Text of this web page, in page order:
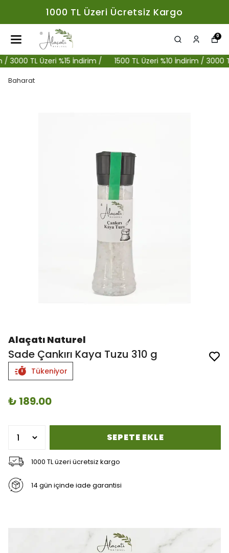
1000 TL Üzeri Ücretsiz Kargo
0
TL Üzeri %15 İndirim / 1500 TL Üzeri %10 İndirim / 3000 TL
Baharat
Alaçatı Naturel
Sade Çankırı Kaya Tuzu 310 g
Tükeniyor
₺ 189.00
SEPETE EKLE
1000 TL üzeri ücretsiz kargo
14 gün içinde iade garantisi